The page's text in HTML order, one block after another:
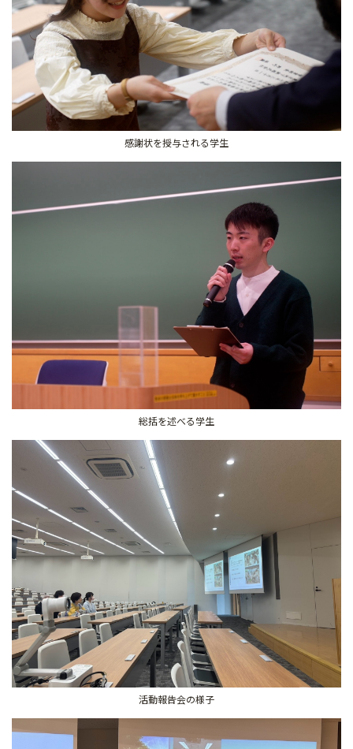
感謝状を授与される学生
総括を述べる学生
活動報告会の様子